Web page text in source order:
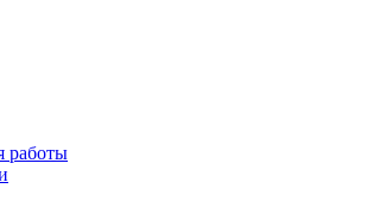
работы